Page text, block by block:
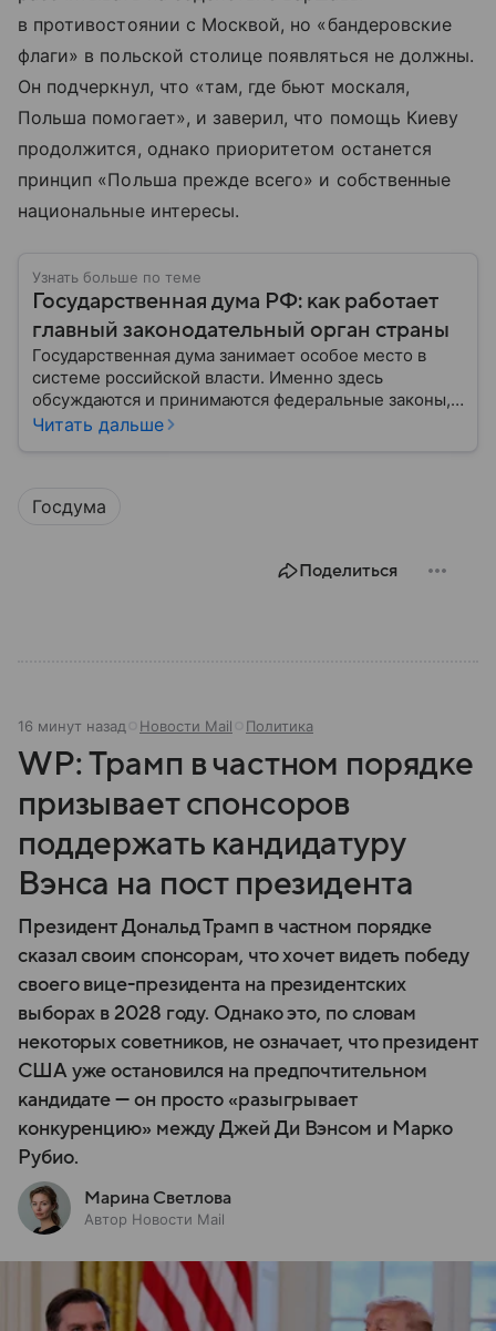
в противостоянии с Москвой, но «бандеровские
флаги» в польской столице появляться не должны.
Он подчеркнул, что «там, где бьют москаля,
Польша помогает», и заверил, что помощь Киеву
продолжится, однако приоритетом останется
принцип «Польша прежде всего» и собственные
национальные интересы.
Узнать больше по теме
Государственная дума РФ: как работает
главный законодательный орган страны
Государственная дума занимает особое место в
системе российской власти. Именно здесь
обсуждаются и принимаются федеральные законы,
определяющие развитие государства, экономики и
Разбираемся, как устроена Госдума, какие
Читать дальше
Госдума
Поделиться
16 минут назад Новости Mail Политика
WP: Трамп в частном порядке
призывает спонсоров
поддержать кандидатуру
Вэнса на пост президента
Президент Дональд Трамп в частном порядке
сказал своим спонсорам, что хочет видеть победу
своего вице-президента на президентских
выборах в 2028 году. Однако это, по словам
некоторых советников, не означает, что президент
США уже остановился на предпочтительном
кандидате — он просто «разыгрывает
конкуренцию» между Джей Ди Вэнсом и Марко
Рубио.
Марина Светлова
Автор Новости Mail